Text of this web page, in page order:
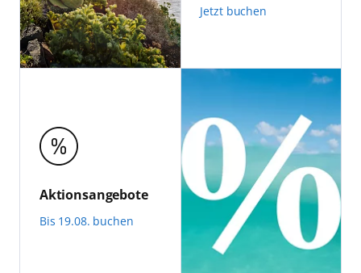
Jetzt buchen
Bis 19.08. buchen
Aktionsangebote